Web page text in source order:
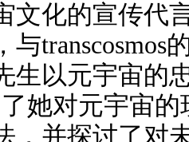
文化的宣传
与transcosmos
生以元宇宙的
她对元宇宙
，并探讨了对